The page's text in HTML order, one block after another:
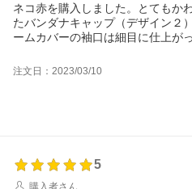
ネコ赤を購入しました。とてもか
たバンダナキャップ（デザイン２
ームカバーの袖口は細目に仕上が
いと感じることもあるかもしれま
トドアの作業をしていて土埃など
注文日：2023/03/10
5
購入者さん